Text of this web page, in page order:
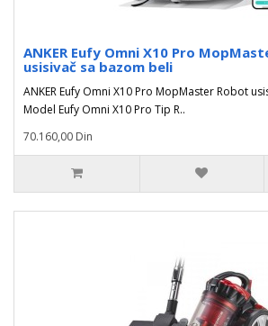
ANKER Eufy Omni X10 Pro
usisivač sa bazom beli
ANKER Eufy Omni X10 Pro MopMaster Robot
Model Eufy Omni X10 Pro Tip R..
70.160,00 Din